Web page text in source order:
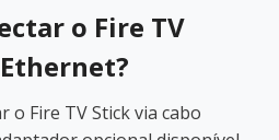
o Fire TV
o Fire TV Stick via cabo